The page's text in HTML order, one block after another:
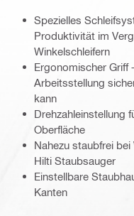
Spezielles
Produktivität im
Winkelschleifern
Ergonomischer Griff
Arbeitsstellung
kann
Drehzahleinstellung
Oberfläche
Nahezu staubfrei
Hilti Staubsauger
Einstellbare
Kanten